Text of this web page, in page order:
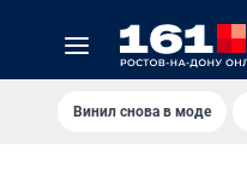
Винил снова в моде